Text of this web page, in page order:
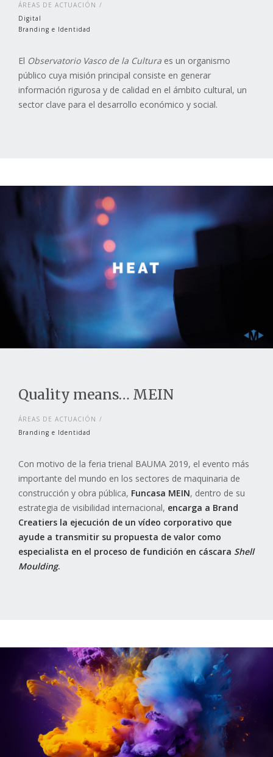
ÁREAS DE ACTUACIÓN
Digital
Branding e Identidad
El Observatorio Vasco de la Cultura es un organismo
público cuya misión principal consiste en generar
información rigurosa y de calidad en el ámbito cultural, un
sector clave para el desarrollo económico y social.
Quality means… MEIN
ÁREAS DE ACTUACIÓN
Branding e Identidad
Con motivo de la feria trienal BAUMA 2019, el evento más
importante del mundo en los sectores de maquinaria de
construcción y obra pública, Funcasa MEIN, dentro de su
estrategia de visibilidad internacional, encarga a Brand
Creatiers la ejecución de un vídeo corporativo que
ayude a transmitir su propuesta de valor como
especialista en el proceso de fundición en cáscara Shell
Moulding.